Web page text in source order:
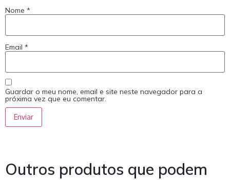
Nome *
Email *
Guardar o meu nome, email e site neste navegador para a
próxima vez que eu comentar.
Outros produtos que podem